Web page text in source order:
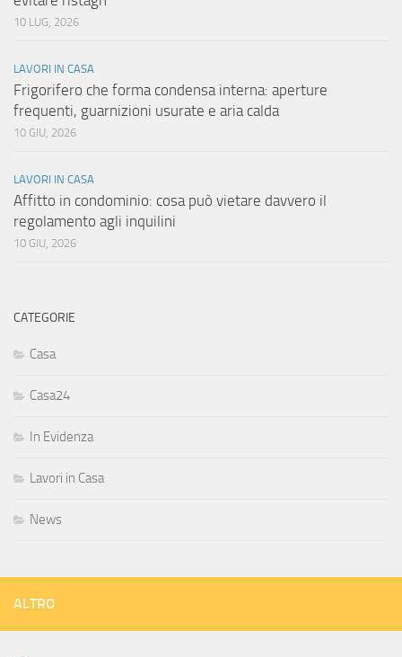
10 LUG, 2026
LAVORI IN CASA
Frigorifero che forma condensa interna: aperture
frequenti, guarnizioni usurate e aria calda
10 GIU, 2026
LAVORI IN CASA
Affitto in condominio: cosa può vietare davvero il
regolamento agli inquilini
10 GIU, 2026
CATEGORIE
Casa
Casa24
In Evidenza
Lavori in Casa
News
ALTRO